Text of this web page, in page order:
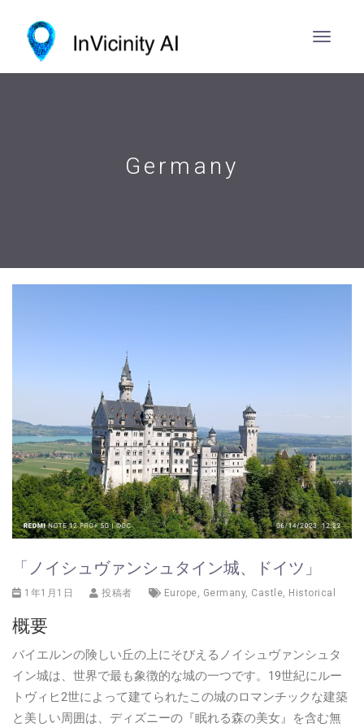
Germany
「ノイシュヴァンシュタイン城、ドイツ」
1年1月1日 投稿者 Europe, Germany, Castle, Historical
概要
バイエルンの険しい丘の上にそびえるノイシュヴァンシュタ
イン城は、世界で最も象徴的な城の一つです。19世紀にルー
トヴィヒ2世によって建てられたこの城のロマンチックな建築
と美しい周囲は、ディズニーの『眠れる森の美女』を含む無